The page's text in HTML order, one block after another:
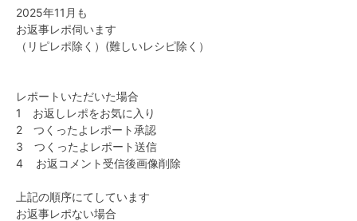
2025年11月も
お返事レポ伺います
（リピレポ除く）(難しいレシピ除く）
レポートいただいた場合
1　お返しレポをお気に入り
2　つくったよレポート承認
3　つくったよレポート送信
4    お返コメント受信後画像削除
上記の順序にてしています
お返事レポない場合